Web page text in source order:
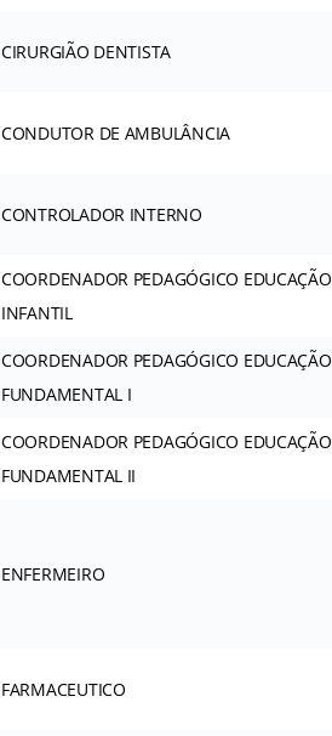
CIRURGIÃO DENTISTA
CONDUTOR DE AMBULÂNCIA
CONTROLADOR INTERNO
COORDENADOR PEDAGÓGICO EDUCAÇÃO
INFANTIL
COORDENADOR PEDAGÓGICO EDUCAÇÃO
FUNDAMENTAL I
COORDENADOR PEDAGÓGICO EDUCAÇÃO
FUNDAMENTAL II
ENFERMEIRO
FARMACEUTICO